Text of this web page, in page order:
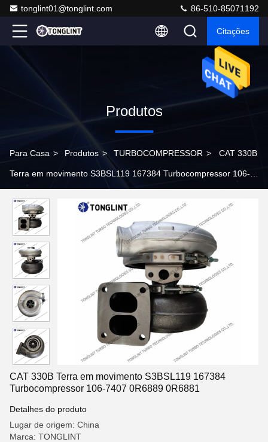
tonglint01@tonglint.com 86-510-85071192
Citações
Produtos
Para Casa > Produtos > TURBOCOMPRESSOR > CAT 330B
Terra em movimento S3BSL119 167384 Turbocompressor 106-
CAT 330B Terra em movimento S3BSL119 167384
Turbocompressor 106-7407 0R6889 0R6881
Detalhes do produto
Lugar de origem: China
Marca: TONGLINT